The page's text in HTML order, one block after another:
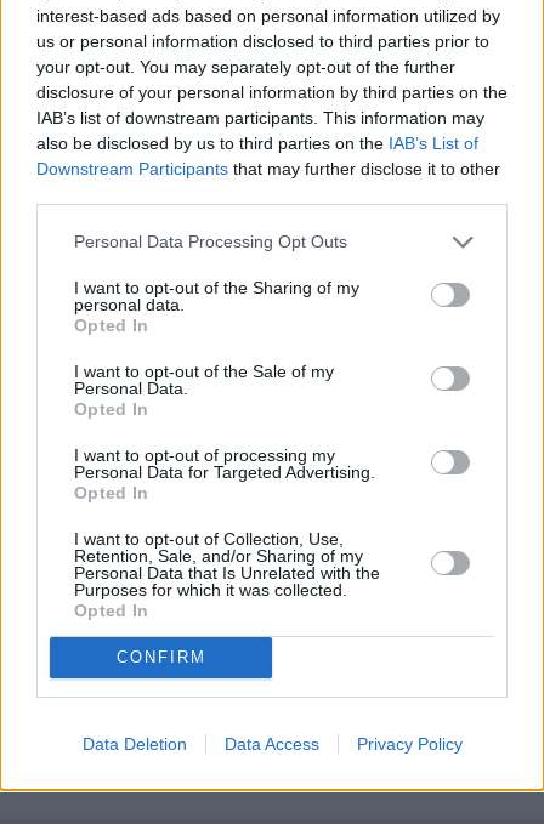
interest-based ads based on personal information utilized by
us or personal information disclosed to third parties prior to
your opt-out. You may separately opt-out of the further
disclosure of your personal information by third parties on the
IAB’s list of downstream participants. This information may
also be disclosed by us to third parties on the IAB’s List of
Downstream Participants that may further disclose it to other
Personal Data Processing Opt Outs
I want to opt-out of the Sharing of my
personal data.
Opted In
I want to opt-out of the Sale of my
Personal Data.
Opted In
I want to opt-out of processing my
Personal Data for Targeted Advertising.
Opted In
I want to opt-out of Collection, Use,
Retention, Sale, and/or Sharing of my
Personal Data that Is Unrelated with the
Purposes for which it was collected.
Opted In
CONFIRM
Data Deletion Data Access Privacy Policy
*Visas cenas portālā ManiZurnali.lv norādītas € ar PVN.
Žurnālu izdevumu skaits var atšķirties, kā to nosaka Lietošanas
noteikumi
Seko mums
E-izdevumu arhīvs
MEKLĒT
SKATĪT ŽURNĀLA ARHĪVU
Dalies